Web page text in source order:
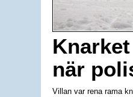
när
Villan var rena rama